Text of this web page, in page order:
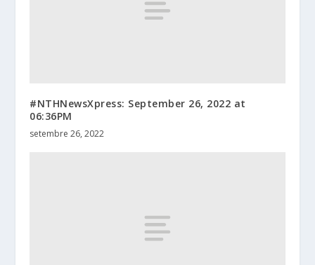
#NTHNewsXpress: September 26, 2022 at
06:36PM
setembre 26, 2022